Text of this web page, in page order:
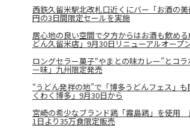
西鉄久留米駅北改札口近くにバー「お酒の
円の3日間限定セールを実施
居心地の良い空間で夕方からはお酒も飲め
どん久留米店」9月30日リニューアルオープ
ロングセラー菓子“やまとの味カレー”とコ
ー味」九州限定発売
“うどん発祥の地”で「博多うどんフェス」
くわく博多」9月30日から
宮崎の希少なブランド鶏「霧島鶏」を使用
1日より35万食限定販売